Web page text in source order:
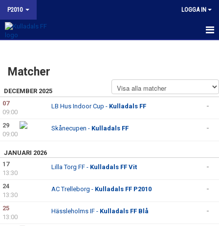
P2010 LOGGA IN
NYHETER
KALENDER
MATCHER
TRUPPEN
BILDGALLERI
KONTAKT
KFF P2010 INSTAGRAM
BUDORD TILL FOTBOLLSFÖRÄLDRAR
Matcher
DECEMBER 2025
07
09:00
LB Hus Indoor Cup - Kulladals FF -
29
09:00
Skånecupen - Kulladals FF -
JANUARI 2026
17
13:30
Lilla Torg FF - Kulladals FF Vit -
24
13:30
AC Trelleborg - Kulladals FF P2010 -
25
13:00
Hässleholms IF - Kulladals FF Blå -